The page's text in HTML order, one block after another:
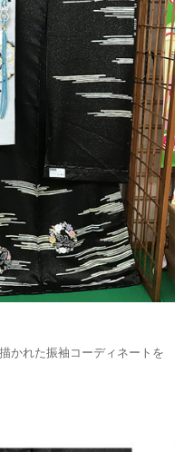
かれた振袖コーディネートを